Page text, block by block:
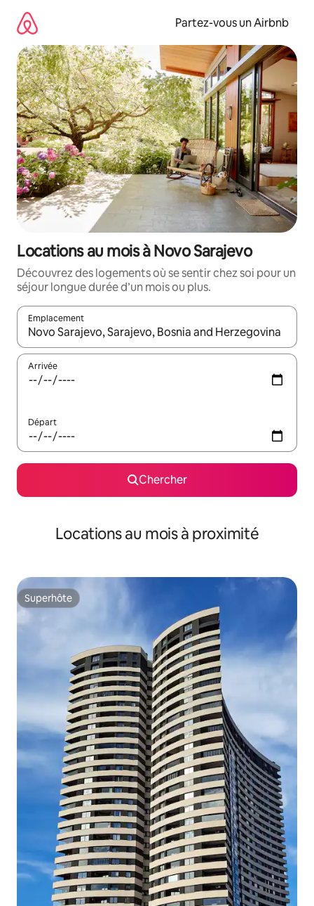
directement
contenu
Partez-vous un Airbnb
Locations au mois à Novo Sarajevo
Découvrez des logements où se sentir chez soi pour un
séjour longue durée d’un mois ou plus.
Emplacement
Quand les résultats sont affichés, parcourez-les en utilisant
Arrivée
Départ
Chercher
Locations au mois à proximité
Superhôte
Superhôte